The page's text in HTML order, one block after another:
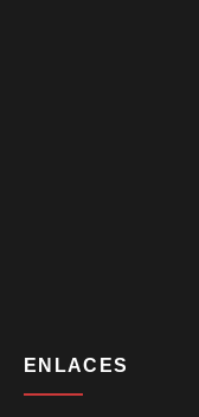
ENLACES